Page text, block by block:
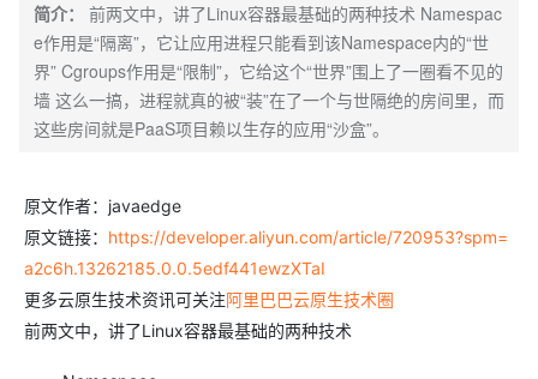
简介：
前两文中，讲了Linux容器最基础的两种技术 Namespac
e作用是“隔离”，它让应用进程只能看到该Namespace内的“世
界” Cgroups作用是“限制”，它给这个“世界”围上了一圈看不见的
墙 这么一搞，进程就真的被“装”在了一个与世隔绝的房间里，而
这些房间就是PaaS项目赖以生存的应用“沙盒”。
原文作者：javaedge
原文链接： https://developer.aliyun.com/article/720953?spm=
a2c6h.13262185.0.0.5edf441ewzXTaI
更多云原生技术资讯可关注阿里巴巴云原生技术圈
前两文中，讲了Linux容器最基础的两种技术